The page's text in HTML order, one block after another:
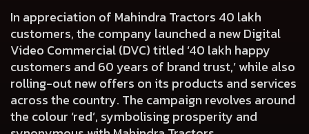
In appreciation of Mahindra Tractors 40 lakh
customers, the company launched a new Digital
Video Commercial (DVC) titled ‘40 lakh happy
customers and 60 years of brand trust,’ while also
rolling-out new offers on its products and services
across the country. The campaign revolves around
the colour ‘red’, symbolising prosperity and